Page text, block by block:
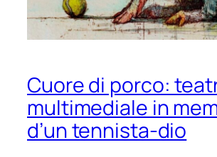
Cuore di porco:
multimediale in
d’un tennista-dio